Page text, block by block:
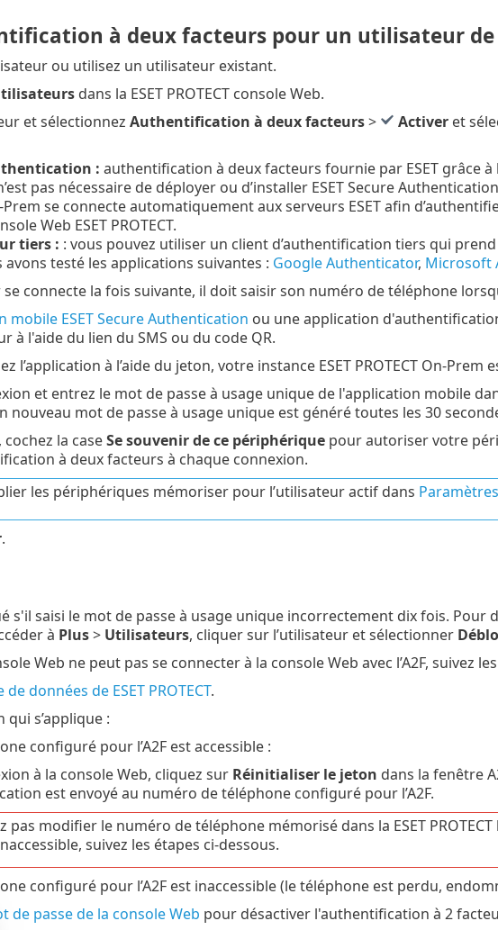
à deux facteurs pour un utilisateur de
ou utilisez un utilisateur existant.
dans la ESET PROTECT console Web.
et sélectionnez Authentification à deux facteurs> Activeret
: authentification à deux facteurs fournie par ESET grâce
pas nécessaire de déployer ou d’installer ESET Secure
Prem se connecte automatiquement aux serveurs ESET afin
Web ESET PROTECT.
tiers : : vous pouvez utiliser un client d’authentification tiers qui
avons testé les applications suivantes : Google Authenticator, Microsoft
connecte la fois suivante, il doit saisir son numéro de téléphone
mobile ESET Secure Authentication ou une application
à l'aide du lien du SMS ou du code QR.
l’application à l’aide du jeton, votre instance ESET PROTECT On-Prem
et entrez le mot de passe à usage unique de l'application mobile
nouveau mot de passe à usage unique est généré toutes les 30
la caseSe souvenir de ce périphériquepour autoriser votre
à deux facteurs à chaque connexion.
les périphériques mémoriser pour l’utilisateur actif dans
.
s'il saisi le mot de passe à usage unique incorrectement dix fois. Pour
à Plus> Utilisateurs, cliquer sur l’utilisateur et sélectionner
Web ne peut pas se connecter à la console Web avec l’A2F, suivez
données de ESET PROTECT.
qui s’applique :
configuré pour l’A2F est accessible :
à la console Web, cliquez sur Réinitialiser le jeton dans la fenêtre
est envoyé au numéro de téléphone configuré pour l’A2F.
pas modifier le numéro de téléphone mémorisé dans la ESET PROTECT
suivez les étapes ci-dessous.
configuré pour l’A2F est inaccessible (le téléphone est perdu,
de passe de la console Web pour désactiver l'authentification à 2